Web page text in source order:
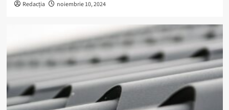
Redacția noiembrie 10, 2024